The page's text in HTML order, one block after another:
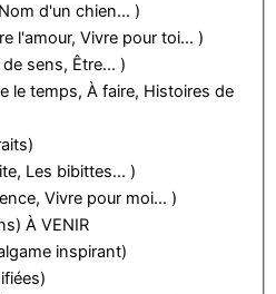
d'un chien... )
l'amour, Vivre pour toi... )
de sens, Être... )
le temps, À faire, Histoires de
Les bibittes... )
Vivre pour moi... )
À VENIR
inspirant)